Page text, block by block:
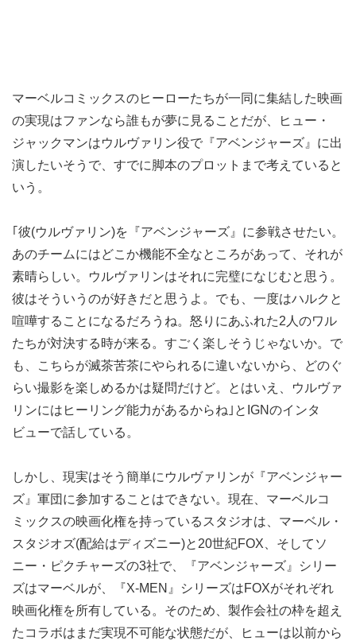
マーベルコミックスのヒーローたちが一同に集結した映画
の実現はファンなら誰もが夢に見ることだが、ヒュー・
ジャックマンはウルヴァリン役で『アベンジャーズ』に出
演したいそうで、すでに脚本のプロットまで考えていると
いう。
｢彼(ウルヴァリン)を『アベンジャーズ』に参戦させたい。
あのチームにはどこか機能不全なところがあって、それが
素晴らしい。ウルヴァリンはそれに完璧になじむと思う。
彼はそういうのが好きだと思うよ。でも、一度はハルクと
喧嘩することになるだろうね。怒りにあふれた2人のワル
たちが対決する時が来る。すごく楽しそうじゃないか。で
も、こちらが滅茶苦茶にやられるに違いないから、どのぐ
らい撮影を楽しめるかは疑問だけど。とはいえ、ウルヴァ
リンにはヒーリング能力があるからね｣とIGNのインタ
ビューで話している。
しかし、現実はそう簡単にウルヴァリンが『アベンジャー
ズ』軍団に参加することはできない。現在、マーベルコ
ミックスの映画化権を持っているスタジオは、マーベル・
スタジオズ(配給はディズニー)と20世紀FOX、そしてソ
ニー・ピクチャーズの3社で、『アベンジャーズ』シリー
ズはマーベルが、『X-MEN』シリーズはFOXがそれぞれ
映画化権を所有している。そのため、製作会社の枠を超え
たコラボはまだ実現不可能な状態だが、ヒューは以前から